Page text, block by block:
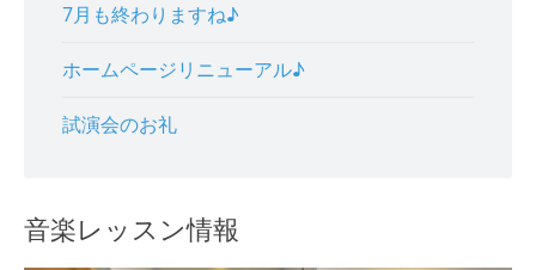
7月も終わりますね♪
ホームページリニューアル♪
試演会のお礼
音楽レッスン情報